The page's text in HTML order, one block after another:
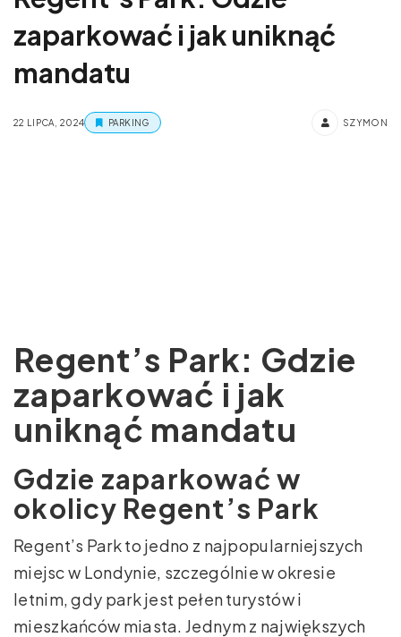
zaparkować i jak uniknąć
mandatu
22 LIPCA, 2024 PARKING SZYMON
Regent’s Park: Gdzie
zaparkować i jak
uniknąć mandatu
Gdzie zaparkować w
okolicy Regent’s Park
Regent’s Park to jedno z najpopularniejszych
miejsc w Londynie, szczególnie w okresie
letnim, gdy park jest pełen turystów i
mieszkańców miasta. Jednym z największych